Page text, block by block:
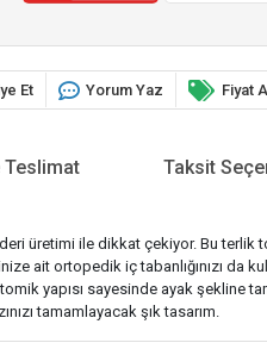
Et Yorum Yaz Fiyat
Teslimat Taksit
üretimi ile dikkat çekiyor. Bu
ortopedik iç tabanlığınızı da
yapısı sayesinde ayak şekline
tamamlayacak şık tasarım.